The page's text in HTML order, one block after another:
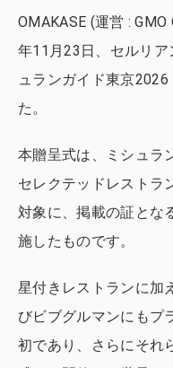
OMAKASE (運営 :
年11月23日、セルリ
ュランガイド東京
た。
本贈呈式は、ミシュラ
セレクテッドレストラ
対象に、掲載の証とな
施したものです。
星付きレストランに加
びビブグルマンにもプ
初であり、さらにそれ